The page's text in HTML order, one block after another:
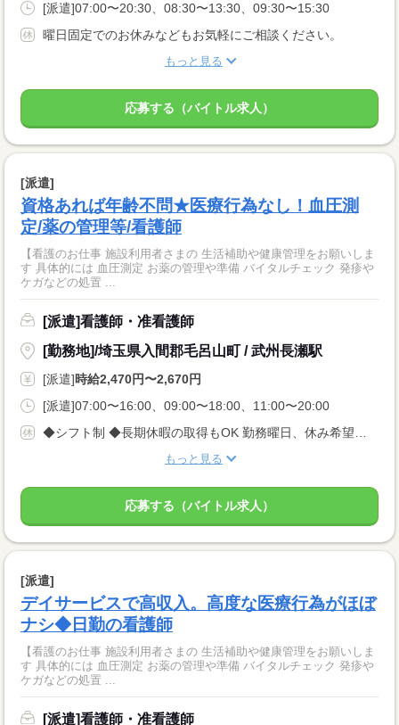
[派遣]07:00〜20:30、08:30〜13:30、09:30〜15:30
曜日固定でのお休みなどもお気軽にご相談ください。
もっと見る
応募する（バイトル求人）
[派遣]
資格あれば年齢不問★医療行為なし！血圧測
定/薬の管理等/看護師
【看護のお仕事 施設利用者さまの 生活補助や健康管理をお願いしま
す 具体的には 血圧測定 お薬の管理や準備 バイタルチェック 発疹や
ケガなどの処置 ...
[派遣]看護師・准看護師
[勤務地]/埼玉県入間郡毛呂山町 / 武州長瀬駅
[派遣]時給2,470円〜2,670円
[派遣]07:00〜16:00、09:00〜18:00、11:00〜20:00
◆シフト制 ◆長期休暇の取得もOK 勤務曜日、休み希望はお気軽にご相談ください。 やむを得ない急なお休みにも理解のある職場です。
もっと見る
応募する（バイトル求人）
[派遣]
デイサービスで高収入。高度な医療行為がほぼ
ナシ◆日勤の看護師
【看護のお仕事 施設利用者さまの 生活補助や健康管理をお願いしま
す 具体的には 血圧測定 お薬の管理や準備 バイタルチェック 発疹や
ケガなどの処置 ...
[派遣]看護師・准看護師